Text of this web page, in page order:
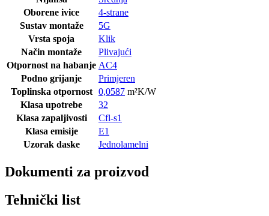
Oborene ivice
4-strane
Sustav montaže
5G
Vrsta spoja
Klik
Način montaže
Plivajući
Otpornost na habanje AC4
Podno grijanje
Primjeren
Toplinska otpornost
0,0587 m²K/W
Klasa upotrebe
32
Klasa zapaljivosti
Cfl-s1
Klasa emisije
E1
Uzorak daske
Jednolamelni
Dokumenti za proizvod
Tehnički list